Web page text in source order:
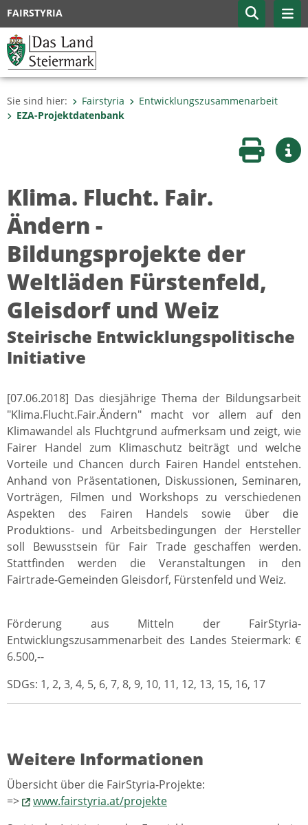
FAIRSTYRIA
Sie sind hier: Fairstyria
Entwicklungszusammenarbeit
EZA-Projektdatenbank
Seite
Klima. Flucht. Fair.
Ändern -
Bildungsprojekte der
Weltläden Fürstenfeld,
Gleisdorf und Weiz
Steirische Entwicklungspolitische
Initiative
[07.06.2018] Das diesjährige Thema der Bildungsarbeit
"Klima.Flucht.Fair.Ändern" macht vor allem auf den
Klimawandel als Fluchtgrund aufmerksam und zeigt, wie
Fairer Handel zum Klimaschutz beiträgt und welche
Vorteile und Chancen durch Fairen Handel entstehen.
Anhand von Präsentationen, Diskussionen, Seminaren,
Vorträgen, Filmen und Workshops zu verschiedenen
Aspekten des Fairen Handels sowie über die
Produktions- und Arbeitsbedingungen der Hersteller
soll Bewusstsein für Fair Trade geschaffen werden.
Stattfinden werden die Veranstaltungen in den
Fairtrade-Gemeinden Gleisdorf, Fürstenfeld und Weiz.
Förderung aus Mitteln der FairStyria-
Entwicklungszusammenarbeit des Landes Steiermark: €
6.500,--
SDGs: 1, 2, 3, 4, 5, 6, 7, 8, 9, 10, 11, 12, 13, 15, 16, 17
Weitere Informationen
Übersicht über die FairStyria-Projekte:
=>
www.fairstyria.at/projekte